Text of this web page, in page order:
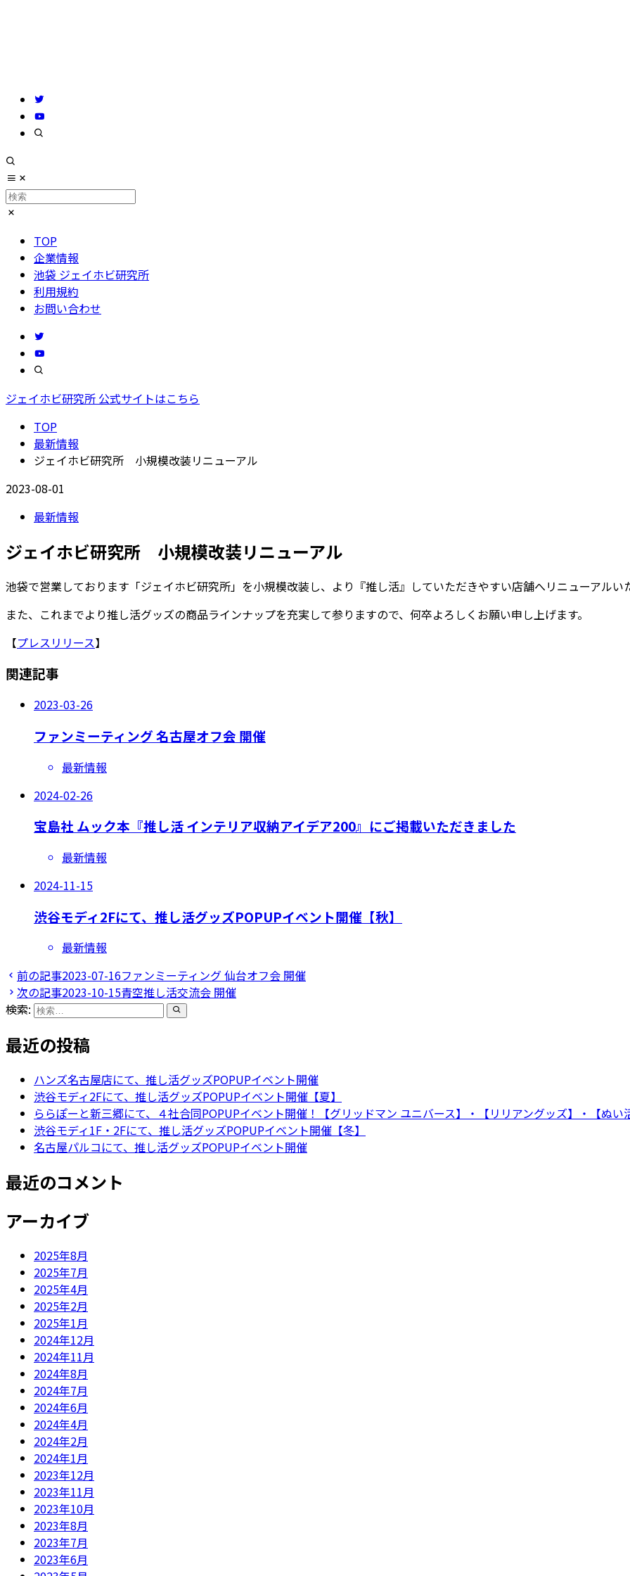
TOP
企業情報
池袋 ジェイホビ研究所
利用規約
お問い合わせ
ジェイホビ研究所 公式サイトはこちら
TOP
最新情報
ジェイホビ研究所 小規模改装リニューアル
2023-08-01
最新情報
ジェイホビ研究所 小規模改装リニューアル
池袋で営業しております「ジェイホビ研究所」を小規模改装し、より『推し活』していただきやすい店舗へリニューアルい
また、これまでより推し活グッズの商品ラインナップを充実して参りますので、何卒よろしくお願い申し上げます。
【プレスリリース】
関連記事
2023-03-26
ファンミーティング 名古屋オフ会 開催
最新情報
2024-02-26
宝島社 ムック本『推し活 インテリア収納アイデア200』にご掲載いただきました
最新情報
2024-11-15
渋谷モディ2Fにて、推し活グッズPOPUPイベント開催【秋】
最新情報
前の記事2023-07-16ファンミーティング 仙台オフ会 開催
次の記事2023-10-15青空推し活交流会 開催
検索:
最近の投稿
ハンズ名古屋店にて、推し活グッズPOPUPイベント開催
渋谷モディ2Fにて、推し活グッズPOPUPイベント開催【夏】
ららぽーと新三郷にて、４社合同POPUPイベント開催！【グリッドマン ユニバース】・【リリアングッズ】・【ぬい
渋谷モディ1F・2Fにて、推し活グッズPOPUPイベント開催【冬】
名古屋パルコにて、推し活グッズPOPUPイベント開催
最近のコメント
アーカイブ
2025年8月
2025年7月
2025年4月
2025年2月
2025年1月
2024年12月
2024年11月
2024年8月
2024年7月
2024年6月
2024年4月
2024年2月
2024年1月
2023年12月
2023年11月
2023年10月
2023年8月
2023年7月
2023年6月